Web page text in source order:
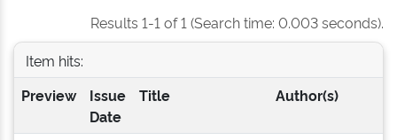
Results 1-1 of 1 (Search time: 0.003 seconds).
Item hits:
Preview
Issue
Date
Title Author(s)